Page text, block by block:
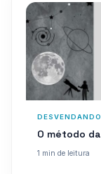
O método
1 min de leitura